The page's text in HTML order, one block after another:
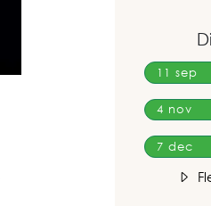
11 sep
4 nov
7 dec